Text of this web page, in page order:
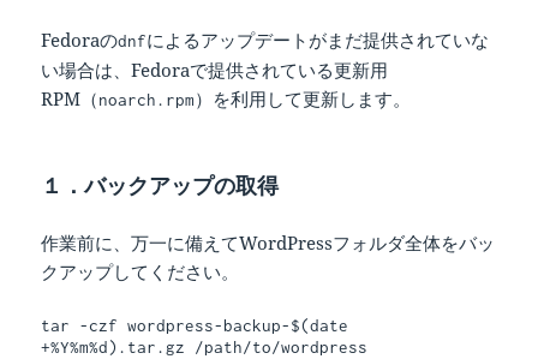
Fedoraのdnfによるアップデートがまだ提供されていな
い場合は、Fedoraで提供されている更新用
RPM（noarch.rpm）を利用して更新します。
１．バックアップの取得
作業前に、万一に備えてWordPressフォルダ全体をバッ
クアップしてください。
tar -czf wordpress-backup-$(date
+%Y%m%d).tar.gz /path/to/wordpress